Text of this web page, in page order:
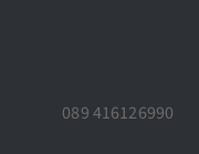
089 416126990